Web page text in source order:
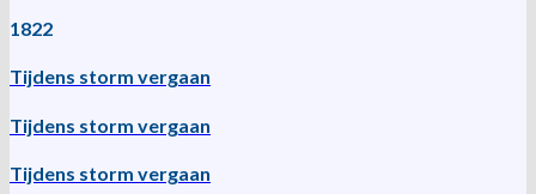
1822
Tijdens storm vergaan
Tijdens storm vergaan
Tijdens storm vergaan